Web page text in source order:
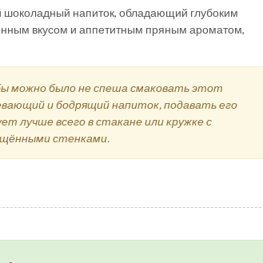
шоколадный напиток, обладающий глубоким
вкусом и аппетитным пряным ароматом,
можно было не спеша смаковать этот
и бодрящий напиток, подавать его
лучше всего в стакане или кружке с
стенками.